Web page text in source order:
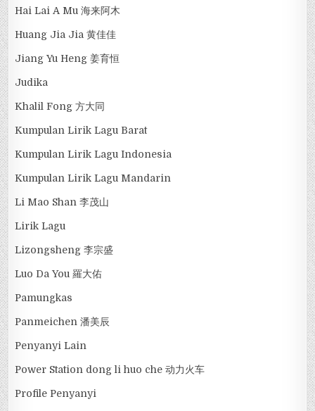
Hai Lai A Mu 海来阿木
Huang Jia Jia 黄佳佳
Jiang Yu Heng 姜育恒
Judika
Khalil Fong 方大同
Kumpulan Lirik Lagu Barat
Kumpulan Lirik Lagu Indonesia
Kumpulan Lirik Lagu Mandarin
Li Mao Shan 李茂山
Lirik Lagu
Lizongsheng 李宗盛
Luo Da You 羅大佑
Pamungkas
Panmeichen 潘美辰
Penyanyi Lain
Power Station dong li huo che 动力火车
Profile Penyanyi